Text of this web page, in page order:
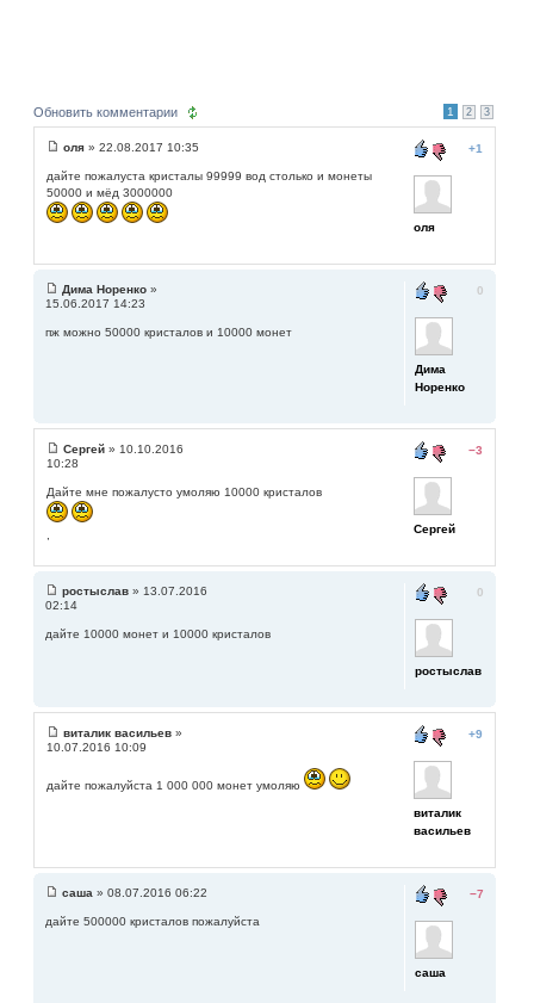
1 2 3
Обновить комментарии
оля » 22.08.2017 10:35
дайте пожалуста кристалы 99999 вод столько и монеты
50000 и мёд 3000000
+1
оля
Дима Норенко »
15.06.2017 14:23
пж можно 50000 кристалов и 10000 монет
0
Дима
Норенко
Сергей » 10.10.2016
10:28
Дайте мне пожалусто умоляю 10000 кристалов
−3
Сергей
ростыслав » 13.07.2016
02:14
дайте 10000 монет и 10000 кристалов
0
ростыслав
виталик васильев »
10.07.2016 10:09
дайте пожалуйста 1 000 000 монет умоляю
+9
виталик
васильев
саша » 08.07.2016 06:22
дайте 500000 кристалов пожалуйста
−7
саша